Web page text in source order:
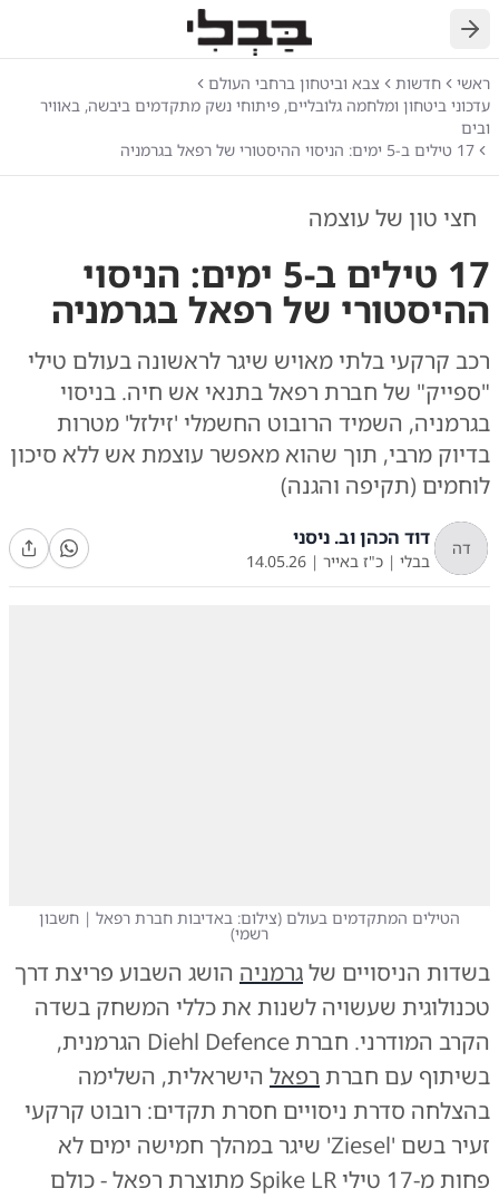
חזרה
ראשי חדשות
צבא וביטחון ברחבי העולם
עדכוני ביטחון ומלחמה גלובליים, פיתוחי נשק מתקדמים ביבשה, באוויר
ובים
17 טילים ב-5 ימים: הניסוי ההיסטורי של רפאל בגרמניה
חצי טון של עוצמה
17 טילים ב-5 ימים: הניסוי
ההיסטורי של רפאל בגרמניה
רכב קרקעי בלתי מאויש שיגר לראשונה בעולם טילי
"ספייק" של חברת רפאל בתנאי אש חיה. בניסוי
בגרמניה, השמיד הרובוט החשמלי 'זילזל' מטרות
בדיוק מרבי, תוך שהוא מאפשר עוצמת אש ללא סיכון
לוחמים (תקיפה והגנה)
דה דוד הכהן וב. ניסני
בבלי | כ"ז באייר |
14.05.26
הטילים המתקדמים בעולם (צילום: באדיבות חברת רפאל | חשבון
רשמי)
בשדות הניסויים שלגרמניה הושג השבוע פריצת דרך
טכנולוגית שעשויה לשנות את כללי המשחק בשדה
הקרב המודרני. חברת Diehl Defence הגרמנית,
בשיתוף עם חברת רפאל הישראלית, השלימה
בהצלחה סדרת ניסויים חסרת תקדים: רובוט קרקעי
זעיר בשם 'Ziesel' שיגר במהלך חמישה ימים לא
פחות מ-17 טילי Spike LR מתוצרת רפאל - כולם